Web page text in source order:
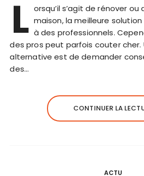
L orsqu’il s’agit de rénover
maison, la meilleure
à des professionnels.
des pros peut parfois couter cher.
alternative est de demander
des…
CONTINUER LA
ACTU